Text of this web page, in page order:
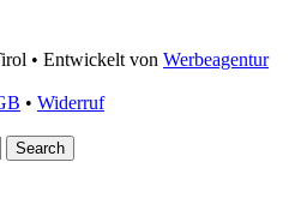
• Entwickelt von Werbeagentur
• Widerruf
Search